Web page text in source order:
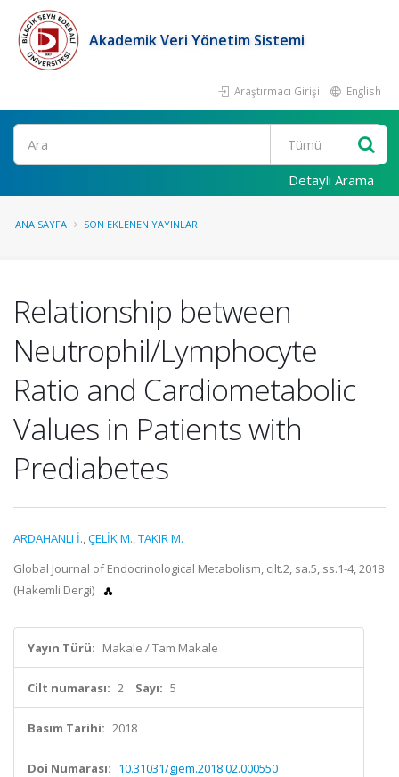
Akademik Veri Yönetim Sistemi
Araştırmacı Girişi English
Ara
Detaylı Arama
ANA SAYFA SON EKLENEN YAYINLAR
Relationship between
Neutrophil/Lymphocyte
Ratio and Cardiometabolic
Values in Patients with
Prediabetes
ARDAHANLI İ.,ÇELİK M.,TAKIR M.
Global Journal of Endocrinological Metabolism, cilt.2, sa.5, ss.1-4, 2018
(Hakemli Dergi)
Yayın Türü: Makale / Tam Makale
Cilt numarası: 2 Sayı: 5
Basım Tarihi: 2018
Doi Numarası: 10.31031/gjem.2018.02.000550